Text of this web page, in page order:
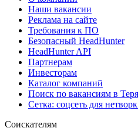
Наши вакансии
Реклама на сайте
Требования к ПО
Безопасный HeadHunter
HeadHunter API
Партнерам
Инвесторам
Каталог компаний
Поиск по вакансиям в
Сетка: соцсеть для
Соискателям